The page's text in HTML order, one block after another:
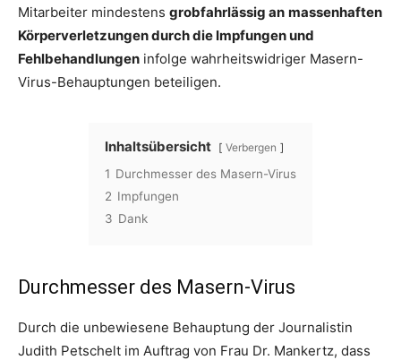
Mitarbeiter mindestens grobfahrlässig an massenhaften
Körperverletzungen durch die Impfungen und
Fehlbehandlungen infolge wahrheitswidriger Masern-
Virus-Behauptungen beteiligen.
Inhaltsübersicht Verbergen
1 Durchmesser des Masern-Virus
2 Impfungen
3 Dank
Durchmesser des Masern-Virus
Durch die unbewiesene Behauptung der Journalistin
Judith Petschelt im Auftrag von Frau Dr. Mankertz, dass